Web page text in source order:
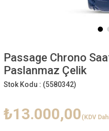
Passage Chrono
Paslanmaz Çelik
Stok Kodu : (5580342)
₺13.000,00 (KDV